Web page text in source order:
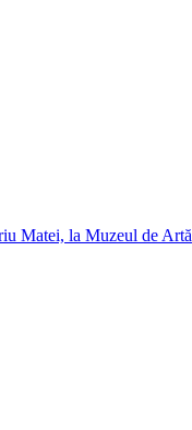
Matei, la Muzeul de Artă